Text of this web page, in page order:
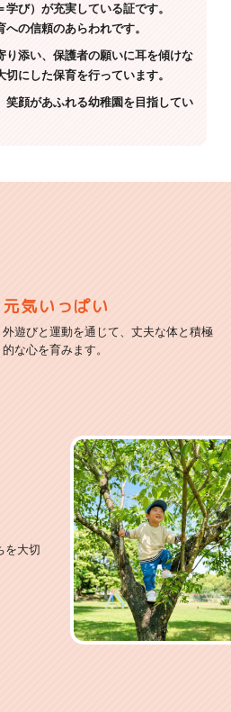
び）が充実している証です。
の信頼のあらわれです。
り添い、保護者の願いに耳を傾けな
にした保育を行っています。
笑顔があふれる幼稚園を目指してい
元気いっぱい
外遊びと運動を通じて、丈夫な体と積極
的な心を育みます。
を大切